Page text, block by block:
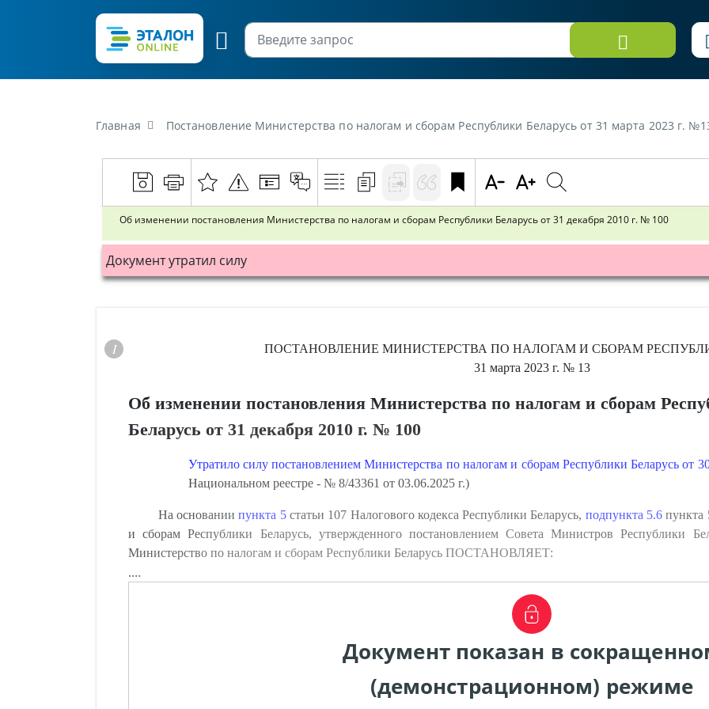
Главная Постановление Министерства по налогам и сборам Республики Беларусь от 31 марта 2023 г. №13 «Об изменении постановления Министерства
Об изменении постановления Министерства по налогам и сборам Республики Беларусь от 31 декабря 2010 г. № 100
Документ утратил силу
ПОСТАНОВЛЕНИЕ МИНИСТЕРСТВА ПО НАЛОГАМ И СБОРАМ
31 марта 2023 г. № 13
Об изменении постановления Министерства по налогам и сборам
Беларусь от 31 декабря 2010 г. № 100
Утратило силу постановлением Министерства по налогам и сборам Республики Беларусь от
Национальном реестре - № 8/43361 от 03.06.2025 г.)
На основаниипункта 5статьи 107 Налогового кодекса Республики Беларусь, подпункта 5.6 пункта
и сборам Республики Беларусь, утвержденного постановлением Совета Министров Республики
Министерство по налогам и сборам Республики Беларусь ПОСТАНОВЛЯЕТ:
....
Документ показан в
(демонстрационном) режиме